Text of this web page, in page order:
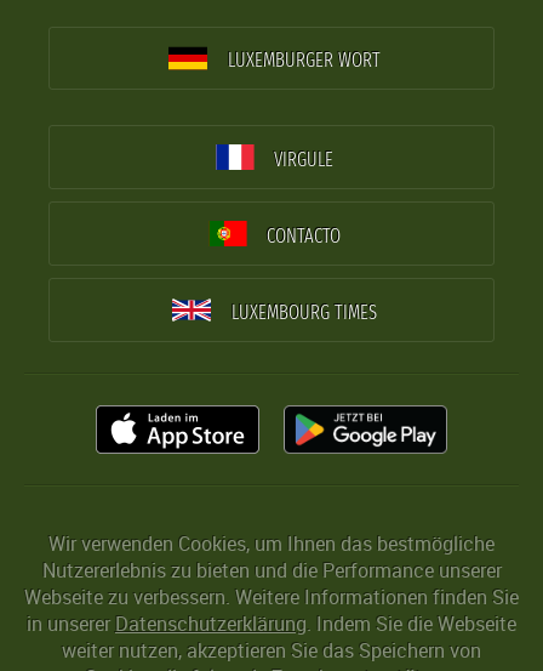
LUXEMBURGER WORT
VIRGULE
CONTACTO
LUXEMBOURG TIMES
Wir verwenden Cookies, um Ihnen das bestmögliche
Nutzererlebnis zu bieten und die Performance unserer
Webseite zu verbessern. Weitere Informationen finden Sie
in unserer Datenschutzerklärung. Indem Sie die Webseite
weiter nutzen, akzeptieren Sie das Speichern von